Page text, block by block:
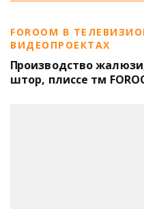
FOROOM В
ВИДЕОПРОЕКТАХ
Производство
штор, плиссе тм